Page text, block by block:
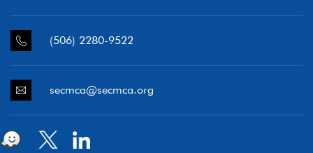
(506) 2280-9522
secmca@secmca.org